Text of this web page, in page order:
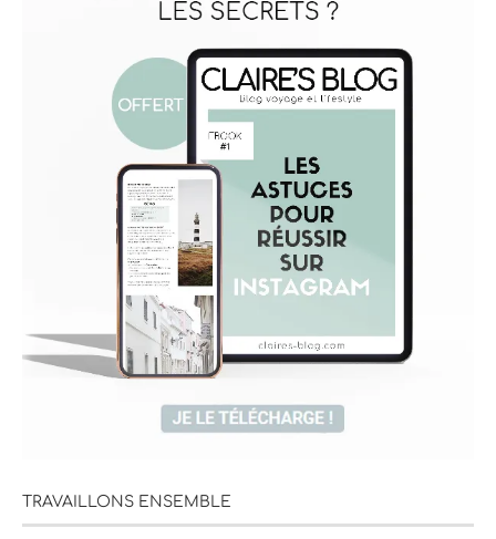
TRAVAILLONS ENSEMBLE